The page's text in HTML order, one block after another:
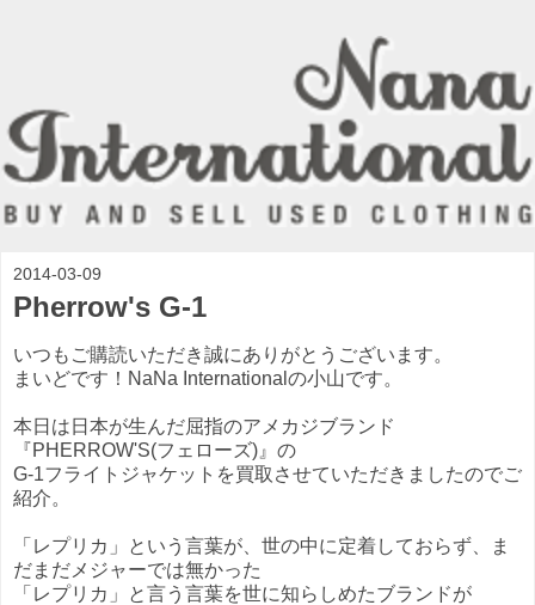
2014-03-09
Pherrow's G-1
いつもご購読いただき誠にありがとうございます。
まいどです！NaNa Internationalの小山です。
本日は日本が生んだ屈指のアメカジブランド
『PHERROW'S(フェローズ)』の
G-1フライトジャケットを買取させていただきましたのでご
紹介。
「レプリカ」という言葉が、世の中に定着しておらず、ま
だまだメジャーでは無かった
「レプリカ」と言う言葉を世に知らしめたブランドが